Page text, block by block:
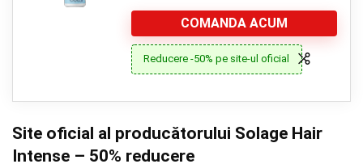
COMANDA ACUM
Reducere -50% pe site-ul oficial
Site oficial al producătorului Solage Hair
Intense – 50% reducere